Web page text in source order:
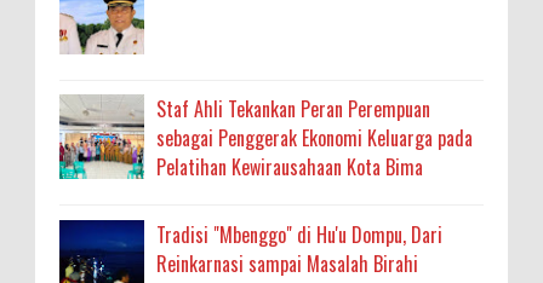
Staf Ahli Tekankan Peran Perempuan
sebagai Penggerak Ekonomi Keluarga pada
Pelatihan Kewirausahaan Kota Bima
Tradisi "Mbenggo" di Hu'u Dompu, Dari
Reinkarnasi sampai Masalah Birahi